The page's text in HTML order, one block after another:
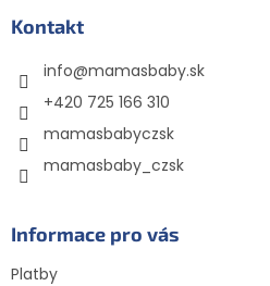
Kontakt
info@mamasbaby.sk
+420 725 166 310
mamasbabyczsk
mamasbaby_czsk
Informace pro vás
Platby